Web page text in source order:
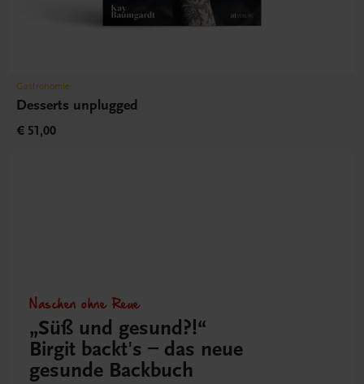
Gastronomie
Desserts unplugged
€ 51,00
Naschen ohne Reue
„Süß und gesund?!“
Birgit backt's – das neue
gesunde Backbuch